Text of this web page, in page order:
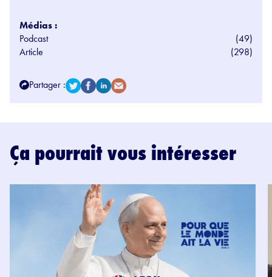
Médias :
Podcast
(49)
Article
(298)
Partager :
Ça pourrait vous intéresser